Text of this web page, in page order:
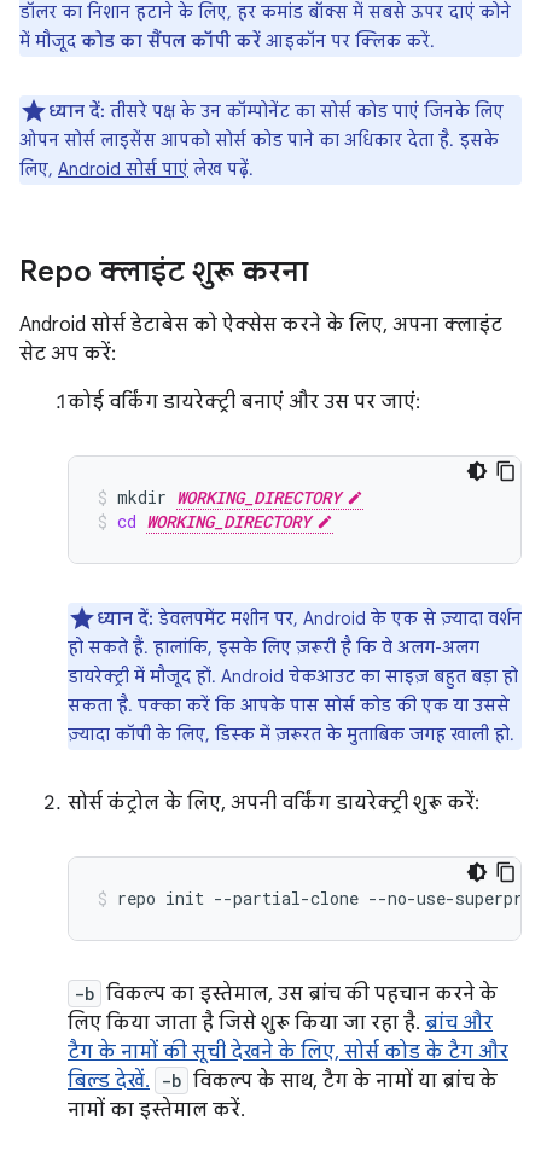
डॉलर का निशान हटाने के लिए, हर कमांड बॉक्स में सबसे ऊपर दाएं कोने
में मौजूद कोड का सैंपल कॉपी करें आइकॉन पर क्लिक करें.
ध्यान दें: तीसरे पक्ष के उन कॉम्पोनेंट का सोर्स कोड पाएं जिनके लिए
ओपन सोर्स लाइसेंस आपको सोर्स कोड पाने का अधिकार देता है. इसके
लिए, Android सोर्स पाएं लेख पढ़ें.
Repo क्लाइंट शुरू करना
Android सोर्स डेटाबेस को ऐक्सेस करने के लिए, अपना क्लाइंट
सेट अप करें:
कोई वर्किंग डायरेक्ट्री बनाएं और उस पर जाएं:
mkdir WORKING_DIRECTORY
cd WORKING_DIRECTORY
ध्यान दें: डेवलपमेंट मशीन पर, Android के एक से ज़्यादा वर्शन
हो सकते हैं. हालांकि, इसके लिए ज़रूरी है कि वे अलग-अलग
डायरेक्ट्री में मौजूद हों. Android चेकआउट का साइज़ बहुत बड़ा हो
सकता है. पक्का करें कि आपके पास सोर्स कोड की एक या उससे
ज़्यादा कॉपी के लिए, डिस्क में ज़रूरत के मुताबिक जगह खाली हो.
सोर्स कंट्रोल के लिए, अपनी वर्किंग डायरेक्ट्री शुरू करें:
repo init --partial-clone --no-use-
-b विकल्प का इस्तेमाल, उस ब्रांच की पहचान करने के
लिए किया जाता है जिसे शुरू किया जा रहा है. ब्रांच और
टैग के नामों की सूची देखने के लिए, सोर्स कोड के टैग और
बिल्ड देखें.
-b विकल्प के साथ, टैग के नामों या ब्रांच के
नामों का इस्तेमाल करें.